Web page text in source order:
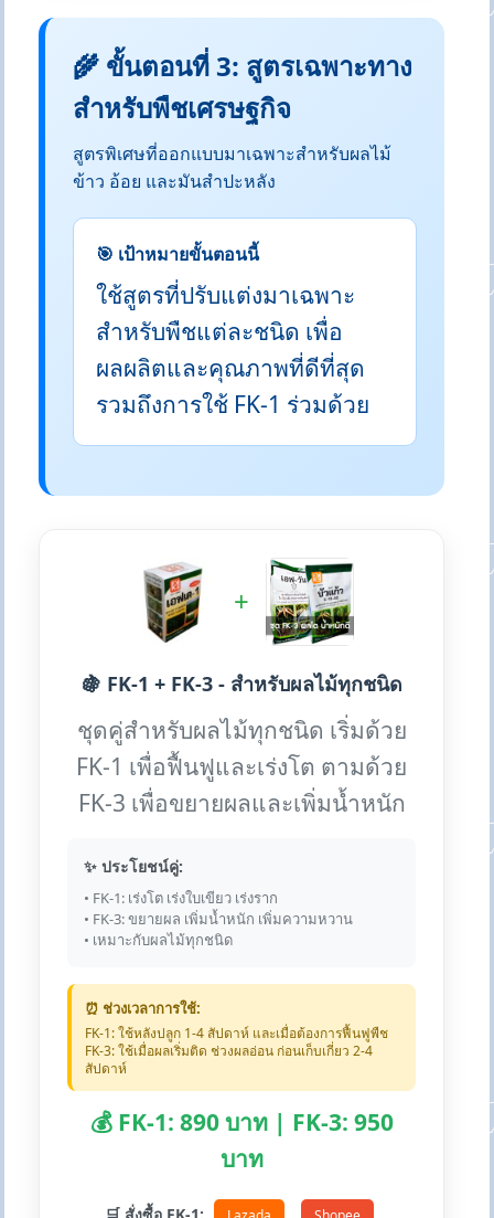
🌾 ขั้นตอนที่ 3: สูตรเฉพาะทาง
สำหรับพืชเศรษฐกิจ
สูตรพิเศษที่ออกแบบมาเฉพาะสำหรับผลไม้
ข้าว อ้อย และมันสำปะหลัง
🎯 เป้าหมายขั้นตอนนี้
ใช้สูตรที่ปรับแต่งมาเฉพาะ
สำหรับพืชแต่ละชนิด เพื่อ
ผลผลิตและคุณภาพที่ดีที่สุด
รวมถึงการใช้ FK-1 ร่วมด้วย
+
🍇 FK-1 + FK-3 - สำหรับผลไม้ทุกชนิด
ชุดคู่สำหรับผลไม้ทุกชนิด เริ่มด้วย
FK-1 เพื่อฟื้นฟูและเร่งโต ตามด้วย
FK-3 เพื่อขยายผลและเพิ่มน้ำหนัก
✨ ประโยชน์คู่:
• FK-1: เร่งโต เร่งใบเขียว เร่งราก
• FK-3: ขยายผล เพิ่มน้ำหนัก เพิ่มความหวาน
• เหมาะกับผลไม้ทุกชนิด
⏰ ช่วงเวลาการใช้:
FK-1: ใช้หลังปลูก 1-4 สัปดาห์ และเมื่อต้องการฟื้นฟูพืช
FK-3: ใช้เมื่อผลเริ่มติด ช่วงผลอ่อน ก่อนเก็บเกี่ยว 2-4
สัปดาห์
💰 FK-1: 890 บาท | FK-3: 950
บาท